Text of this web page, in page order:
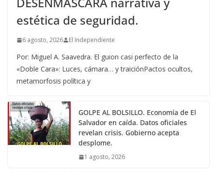
estética de seguridad.
6 agosto, 2026 El Independiente
Por: Miguel A. Saavedra. El guion casi perfecto de la
«Doble Cara»: Luces, cámara… y traiciónPactos ocultos,
metamorfosis política y
GOLPE AL BOLSILLO. Economía de El
Salvador en caída. Datos oficiales
revelan crisis. Gobierno acepta
desplome.
1 agosto, 2026